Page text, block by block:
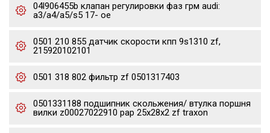
04l906455b клапан регулировки фаз грм audi:
a3/a4/a5/s5 17- oe
0501 210 855 датчик скорости кпп 9s1310 zf,
215920102101
0501 318 802 фильтр zf 0501317403
0501331188 подшипник скольжения/ втулка поршня
вилки z00027022910 pap 25x28x2 zf traxon